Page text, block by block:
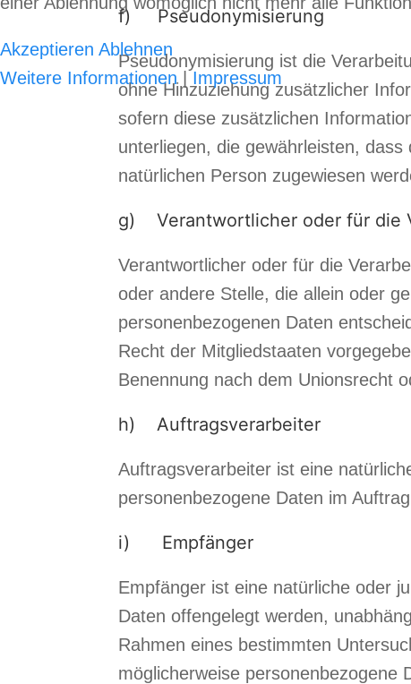
f) Pseudonymisierung
Pseudonymisierung ist die
ohne Hinzuziehung zusätzlicher
sofern diese zusätzlichen
unterliegen, die gewährleisten,
natürlichen Person zugewiesen
g) Verantwortlicher oder für die
Verantwortlicher oder für die
oder andere Stelle, die allein oder
personenbezogenen Daten
Recht der Mitgliedstaaten
Benennung nach dem Unionsrecht
h) Auftragsverarbeiter
Auftragsverarbeiter ist eine
personenbezogene Daten im
i) Empfänger
Empfänger ist eine natürliche oder
Daten offengelegt werden,
Rahmen eines bestimmten
möglicherweise personenbezogene
Akzeptieren Ablehnen
Weitere Informationen| Impressum